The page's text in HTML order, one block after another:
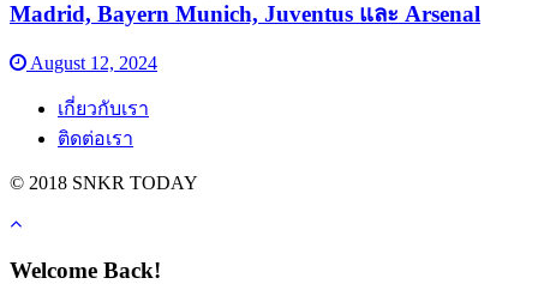
Madrid, Bayern Munich, Juventus และ Arsenal
August 12, 2024
เกี่ยวกับเรา
ติดต่อเรา
© 2018 SNKR TODAY
Welcome Back!